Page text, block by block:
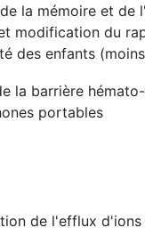
la mémoire et de
modification du
des enfants
la barrière
portables
de l'efflux d'ions